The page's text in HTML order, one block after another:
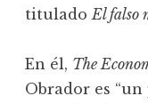
tituladoEl falso
En él, The
Obrador es